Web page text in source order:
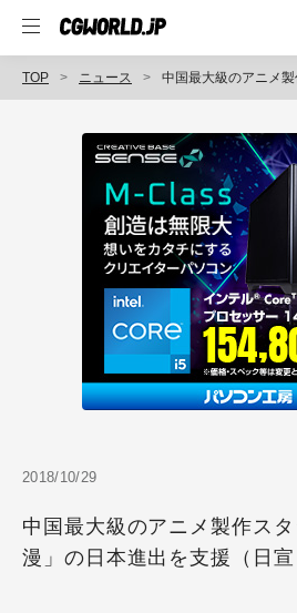
TOP ニュース 中国最大級のアニメ製作スタジオ
2018/10/29
中国最大級のアニメ製作ス
漫」の日本進出を支援（日宣